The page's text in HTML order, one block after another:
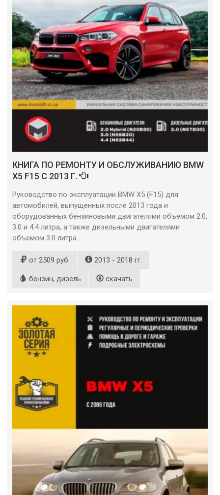
КНИГА ПО РЕМОНТУ И ОБСЛУЖИВАНИЮ BMW
X5 F15 С 2013 Г.
Руководство по эксплуатации BMW X5 (F15) для
автомобилей, выпущенных после 2013 года и
оборудованных бензиновыми двигателями объемом 2.0,
3.0 и 4.4 литра, а также дизельными двигателями
объемом 3.0 литра.
от 2509 руб. 2013 - 2018 гг.
бензин, дизель скачать